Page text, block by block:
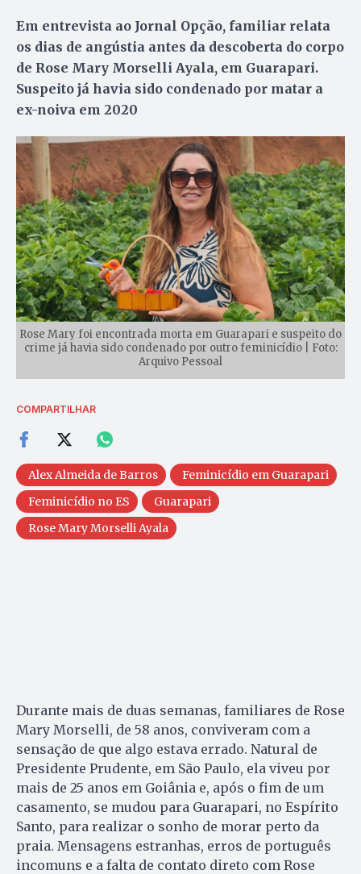
Em entrevista ao Jornal Opção, familiar relata
os dias de angústia antes da descoberta do corpo
de Rose Mary Morselli Ayala, em Guarapari.
Suspeito já havia sido condenado por matar a
ex-noiva em 2020
Rose Mary foi encontrada morta em Guarapari e suspeito do
crime já havia sido condenado por outro feminicídio | Foto:
Arquivo Pessoal
COMPARTILHAR
Alex Almeida de Barros
Feminicídio em Guarapari
Feminicídio no ES
Guarapari
Rose Mary Morselli Ayala
Durante mais de duas semanas, familiares de Rose
Mary Morselli, de 58 anos, conviveram com a
sensação de que algo estava errado. Natural de
Presidente Prudente, em São Paulo, ela viveu por
mais de 25 anos em Goiânia e, após o fim de um
casamento, se mudou para Guarapari, no Espírito
Santo, para realizar o sonho de morar perto da
praia. Mensagens estranhas, erros de português
incomuns e a falta de contato direto com Rose